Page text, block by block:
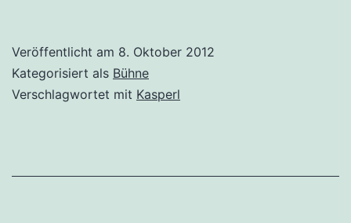
Veröffentlicht am 8. Oktober 2012
Kategorisiert als Bühne
Verschlagwortet mit Kasperl